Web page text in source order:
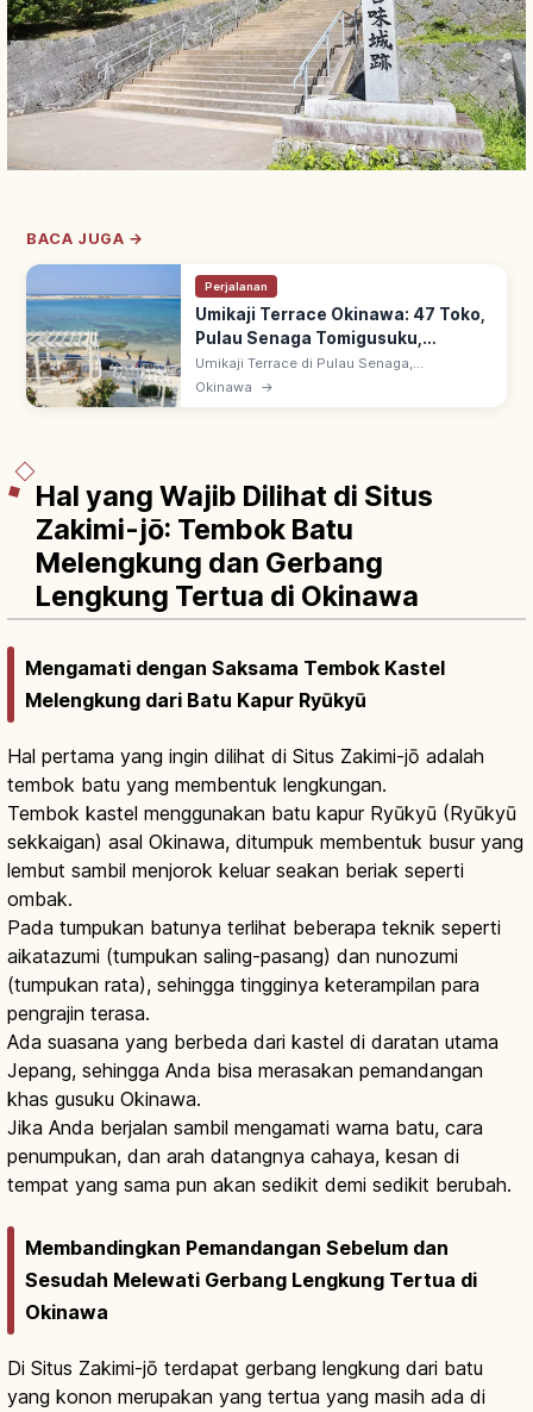
BACA JUGA →
Perjalanan
Umikaji Terrace Okinawa: 47 Toko,
Pulau Senaga Tomigusuku,
Pemandangan & Akses
Umikaji Terrace di Pulau Senaga,
Tomigusuku, Okinawa: ~15 menit dari
Okinawa →
Hal yang Wajib Dilihat di Situs
Zakimi-jō: Tembok Batu
Melengkung dan Gerbang
Lengkung Tertua di Okinawa
Mengamati dengan Saksama Tembok Kastel
Melengkung dari Batu Kapur Ryūkyū
Hal pertama yang ingin dilihat di Situs Zakimi-jō adalah
tembok batu yang membentuk lengkungan.
Tembok kastel menggunakan batu kapur Ryūkyū (Ryūkyū
sekkaigan) asal Okinawa, ditumpuk membentuk busur yang
lembut sambil menjorok keluar seakan beriak seperti
ombak.
Pada tumpukan batunya terlihat beberapa teknik seperti
aikatazumi (tumpukan saling-pasang) dan nunozumi
(tumpukan rata), sehingga tingginya keterampilan para
pengrajin terasa.
Ada suasana yang berbeda dari kastel di daratan utama
Jepang, sehingga Anda bisa merasakan pemandangan
khas gusuku Okinawa.
Jika Anda berjalan sambil mengamati warna batu, cara
penumpukan, dan arah datangnya cahaya, kesan di
tempat yang sama pun akan sedikit demi sedikit berubah.
Membandingkan Pemandangan Sebelum dan
Sesudah Melewati Gerbang Lengkung Tertua di
Okinawa
Di Situs Zakimi-jō terdapat gerbang lengkung dari batu
yang konon merupakan yang tertua yang masih ada di